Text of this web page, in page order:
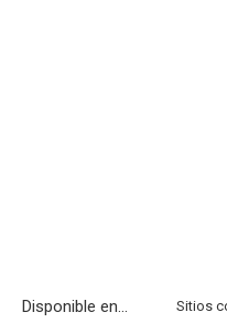
Disponible en...